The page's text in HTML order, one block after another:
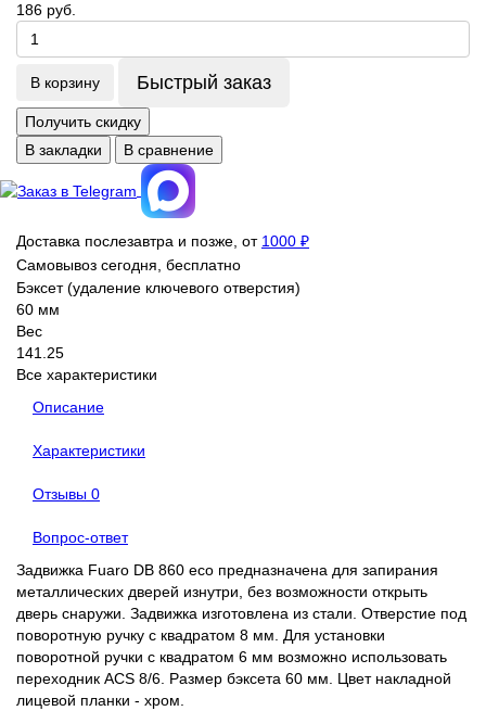
186 руб.
В корзину Быстрый заказ
Получить скидку
В закладки
В сравнение
Доставка послезавтра и позже, от 1000 ₽
Самовывоз сегодня, бесплатно
Бэксет (удаление ключевого отверстия)
60 мм
Вес
141.25
Все характеристики
Описание
Характеристики
Отзывы 0
Вопрос-ответ
Задвижка Fuaro DB 860 eco предназначена для запирания
металлических дверей изнутри, без возможности открыть
дверь снаружи. Задвижка изготовлена из стали. Отверстие под
поворотную ручку с квадратом 8 мм. Для установки
поворотной ручки с квадратом 6 мм возможно использовать
переходник ACS 8/6. Размер бэксета 60 мм. Цвет накладной
лицевой планки - хром.